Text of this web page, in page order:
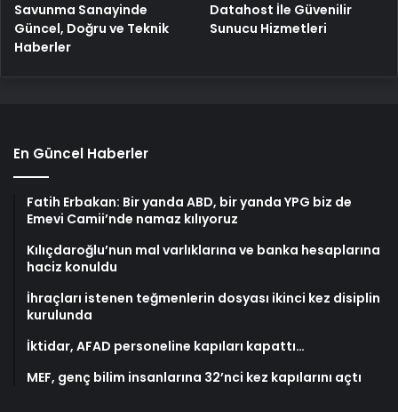
Savunma Sanayinde
Güncel, Doğru ve Teknik
Haberler
Datahost İle Güvenilir
Sunucu Hizmetleri
En Güncel Haberler
Fatih Erbakan: Bir yanda ABD, bir yanda YPG biz de
Emevi Camii’nde namaz kılıyoruz
Kılıçdaroğlu’nun mal varlıklarına ve banka hesaplarına
haciz konuldu
İhraçları istenen teğmenlerin dosyası ikinci kez disiplin
kurulunda
İktidar, AFAD personeline kapıları kapattı…
MEF, genç bilim insanlarına 32’nci kez kapılarını açtı